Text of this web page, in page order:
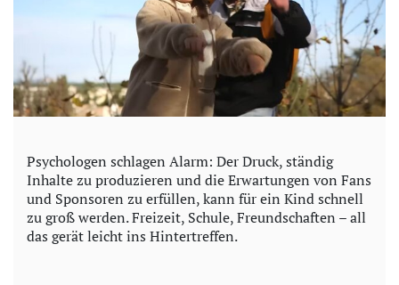
Psychologen schlagen Alarm: Der Druck, ständig
Inhalte zu produzieren und die Erwartungen von Fans
und Sponsoren zu erfüllen, kann für ein Kind schnell
zu groß werden. Freizeit, Schule, Freundschaften – all
das gerät leicht ins Hintertreffen.